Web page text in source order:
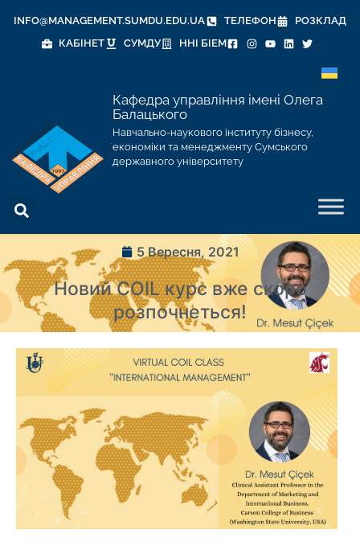
INFO@MANAGEMENT.SUMDU.EDU.UA ТЕЛЕФОН
РОЗКЛАД
КАБІНЕТ
СУМДУ ННІ БІЕМ
Кафедра управління імені Олега
Балацького
Навчально-наукового інституту бізнесу,
економіки та менеджменту Сумського
державного університету
5 Вересня, 2021
Новий COIL курс вже скоро
розпочнеться!